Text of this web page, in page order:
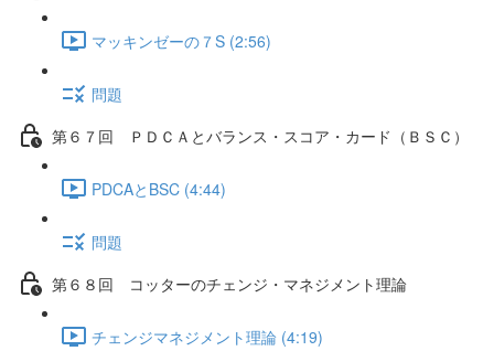
マッキンゼーの７S (2:56)
問題
第６７回 ＰＤＣＡとバランス・スコア・カード（ＢＳＣ）
PDCAとBSC (4:44)
問題
第６８回 コッターのチェンジ・マネジメント理論
チェンジマネジメント理論 (4:19)